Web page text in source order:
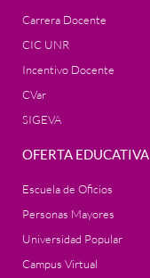
Carrera Docente
CIC UNR
Incentivo Docente
CVar
SIGEVA
OFERTA EDUCATIVA
Escuela de Oficios
Personas Mayores
Universidad Popular
Campus Virtual